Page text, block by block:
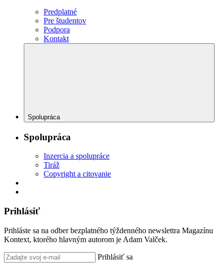
Predplatné
Pre študentov
Podpora
Kontakt
Spolupráca
Spolupráca
Inzercia a spolupráce
Tiráž
Copyright a citovanie
Prihlásiť
Prihláste sa na odber bezplatného týždenného newslettra Magazínu
Kontext, ktorého hlavným autorom je Adam Valček.
Prihlásiť sa